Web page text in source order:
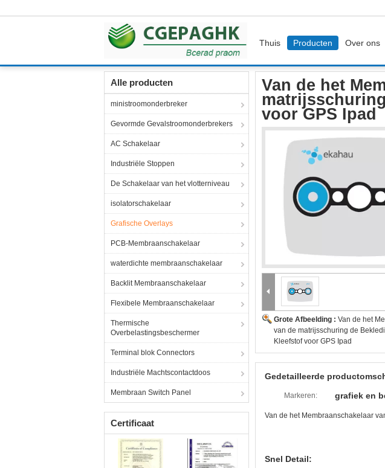
Thuis Producten Over ons
Alle producten
ministroomonderbreker
Gevormde Gevalstroomonderbrekers
AC Schakelaar
Industriële Stoppen
De Schakelaar van het vlotterniveau
isolatorschakelaar
Grafische Overlays
PCB-Membraanschakelaar
waterdichte membraanschakelaar
Backlit Membraanschakelaar
Flexibele Membraanschakelaar
Thermische
Overbelastingsbeschermer
Terminal blok Connectors
Industriële Machtscontactdoos
Membraan Switch Panel
Certificaat
Van de het
voor GPS Ipad
Grote Afbeelding : Van de het
van de matrijsschuring de
Kleefstof voor GPS Ipad
Gedetailleerde
Markeren: grafiek en
Van de het Membraanschakelaar
Snel Detail: